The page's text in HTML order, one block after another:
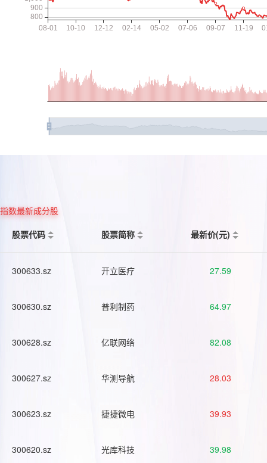
指数最新成分股
股票代码
股票简称 最新价(元)
300633.sz 开立医疗 27.59
300630.sz 普利制药 64.97
300628.sz 亿联网络 82.08
300627.sz 华测导航 28.03
300623.sz 捷捷微电 39.93
300620.sz 光库科技 39.98